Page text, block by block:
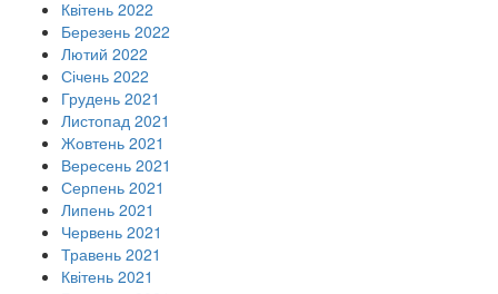
Квітень 2022
Березень 2022
Лютий 2022
Січень 2022
Грудень 2021
Листопад 2021
Жовтень 2021
Вересень 2021
Серпень 2021
Липень 2021
Червень 2021
Травень 2021
Квітень 2021